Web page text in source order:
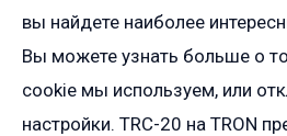
вы найдете наиболее
Вы можете узнать больше о
cookie мы используем, или
настройки. TRC-20 на TRON